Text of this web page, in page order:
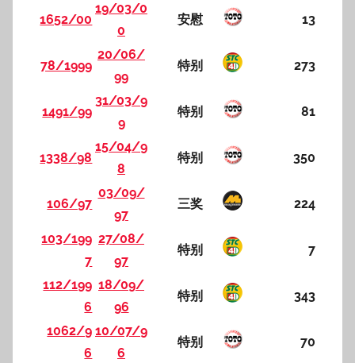
1652/00
19/03/0
0
安慰 13
78/1999
20/06/
99
特别 273
1491/99
31/03/9
9
特别 81
1338/98
15/04/9
8
特别 350
106/97
03/09/
97
三奖 224
103/199
7
27/08/
97
特别 7
112/199
6
18/09/
96
特别 343
1062/9
6
10/07/9
6
特别 70